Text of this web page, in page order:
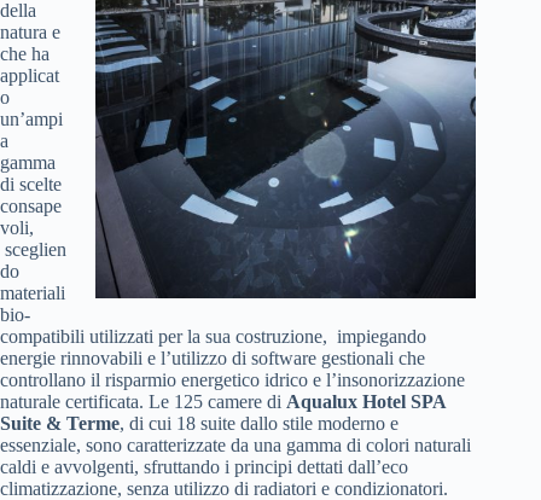
della
natura e
che ha
applicat
o
un’ampi
a
gamma
di scelte
consape
voli,
sceglien
do
materiali
bio-
compatibili utilizzati per la sua costruzione, impiegando
energie rinnovabili e l’utilizzo di software gestionali che
controllano il risparmio energetico idrico e l’insonorizzazione
naturale certificata. Le 125 camere di Aqualux Hotel SPA
Suite & Terme, di cui 18 suite dallo stile moderno e
essenziale, sono caratterizzate da una gamma di colori naturali
caldi e avvolgenti, sfruttando i principi dettati dall’eco
climatizzazione, senza utilizzo di radiatori e condizionatori.